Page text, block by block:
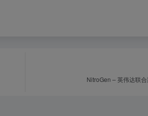
NitroGen – 英伟达联